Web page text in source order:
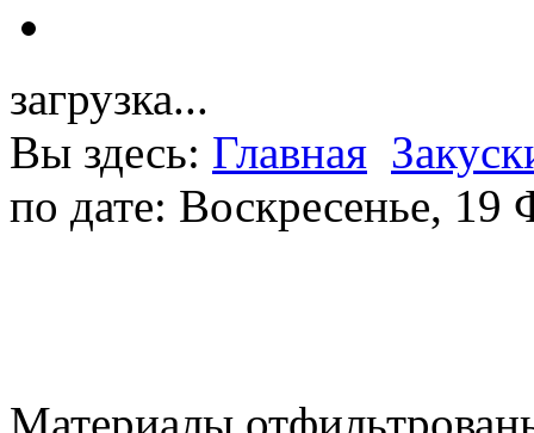
загрузка...
Вы здесь: Главная
по дате: Воскресенье, 19